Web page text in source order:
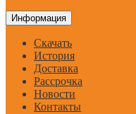
Информация
Скачать
История
Доставка
Рассрочка
Новости
Контакты